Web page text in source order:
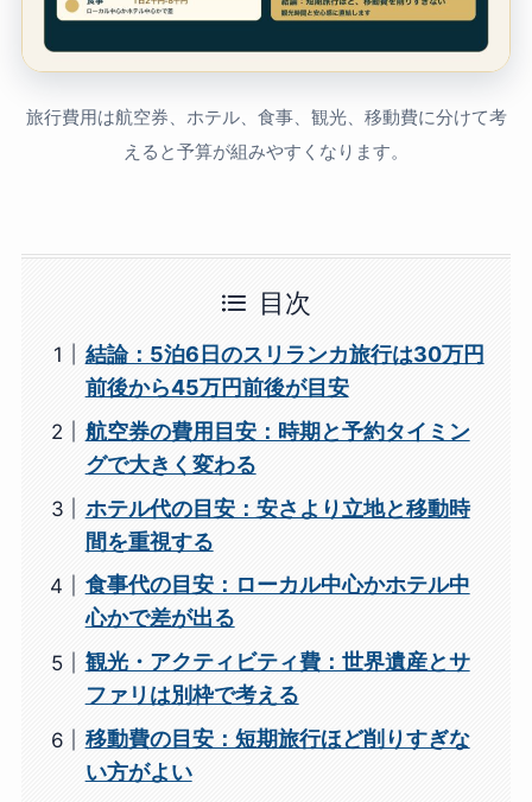
旅行費用は航空券、ホテル、食事、観光、移動費に分けて考
えると予算が組みやすくなります。
目次
結論：5泊6日のスリランカ旅行は30万円
前後から45万円前後が目安
航空券の費用目安：時期と予約タイミン
グで大きく変わる
ホテル代の目安：安さより立地と移動時
間を重視する
食事代の目安：ローカル中心かホテル中
心かで差が出る
観光・アクティビティ費：世界遺産とサ
ファリは別枠で考える
移動費の目安：短期旅行ほど削りすぎな
い方がよい